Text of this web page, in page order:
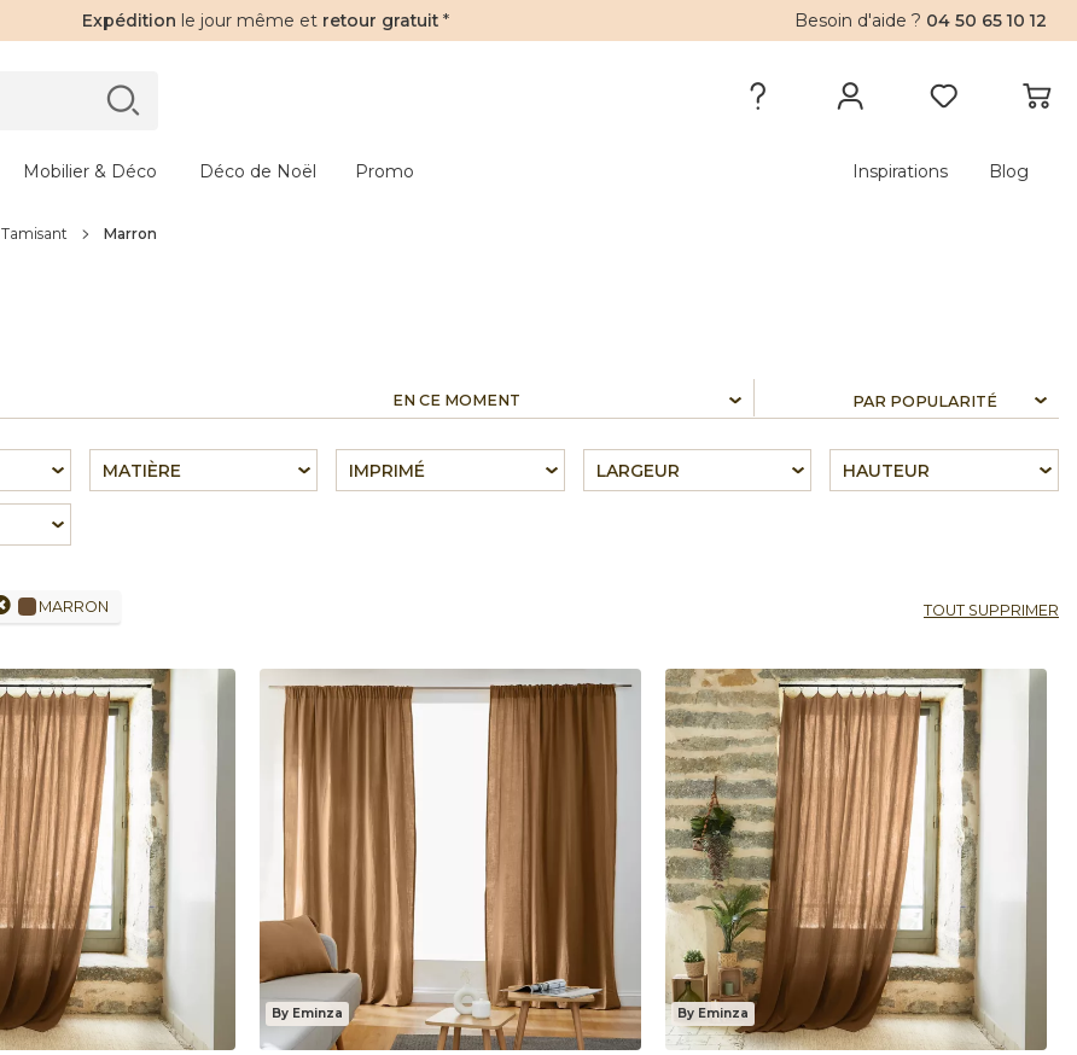
Expédition le jour même et retour gratuit * Besoin d'aide ? 04 50 65 10 12
Mobilier & Déco Déco de Noël Promo Inspirations Blog
Tamisant Marron
EN CE MOMENT
MATIÈRE IMPRIMÉ LARGEUR HAUTEUR
MARRON TOUT SUPPRIMER
By Eminza By Eminza